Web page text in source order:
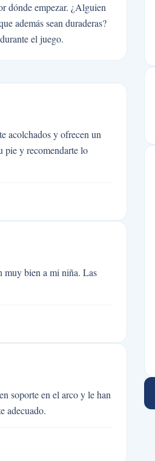
dónde empezar. ¿Alguien
además sean duraderas?
el juego.
acolchados y ofrecen un
pie y recomendarte lo
muy bien a mi niña. Las
soporte en el arco y le han
adecuado.